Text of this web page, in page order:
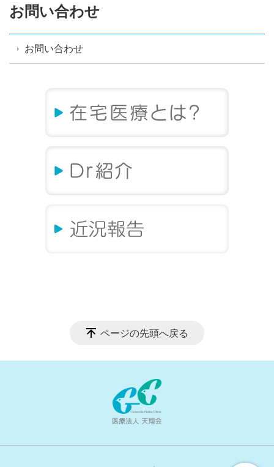
お問い合わせ
お問い合わせ
ページの先頭へ戻る